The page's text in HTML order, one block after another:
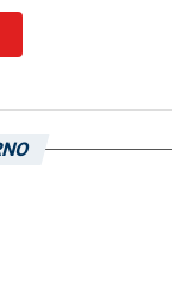
programma
dal